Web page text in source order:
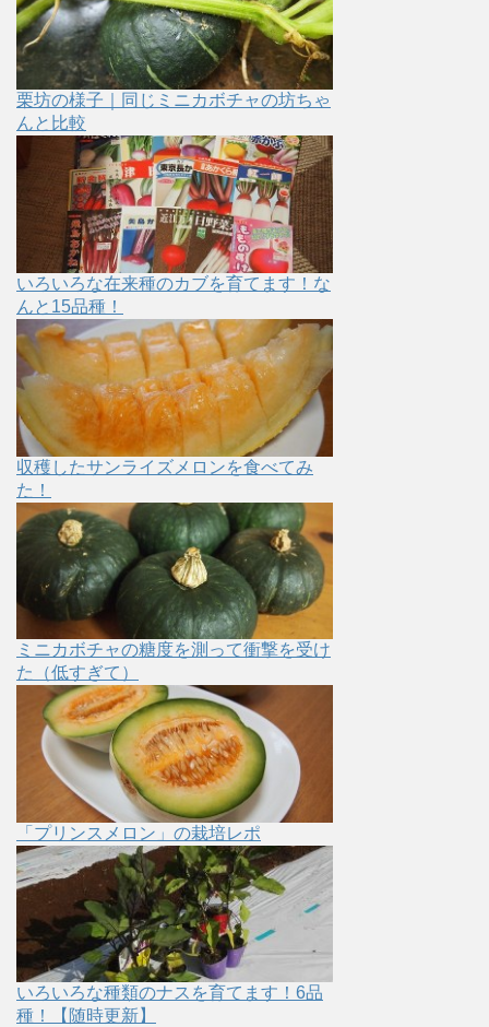
栗坊の様子｜同じミニカボチャの坊ちゃ
んと比較
いろいろな在来種のカブを育てます！な
んと15品種！
収穫したサンライズメロンを食べてみ
た！
ミニカボチャの糖度を測って衝撃を受け
た（低すぎて）
「プリンスメロン」の栽培レポ
いろいろな種類のナスを育てます！6品
種！【随時更新】